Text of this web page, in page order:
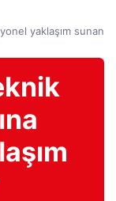
yaklaşım sunan